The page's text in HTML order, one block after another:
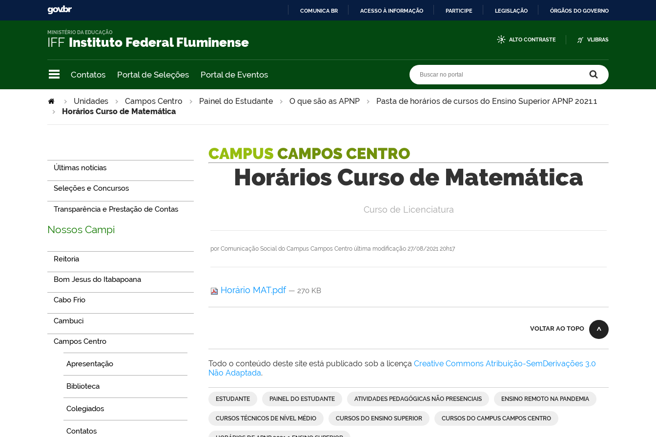
COMUNICA BR ACESSO À INFORMAÇÃO PARTICIPE LEGISLAÇÃO ÓRGÃOS DO GOVERNO
IFF Instituto Federal Fluminense
MINISTÉRIO DA EDUCAÇÃO
ALTO CONTRASTE VLIBRAS
Contatos Portal de Seleções Portal de Eventos
Unidades Campos Centro Painel do Estudante O que são as APNP
Pasta de horários de cursos do Ensino Superior APNP 2021.1
Horários Curso de Matemática
Últimas notícias
Seleções e Concursos
Transparência e Prestação de Contas
Nossos Campi
Reitoria
Bom Jesus do Itabapoana
Cabo Frio
Cambuci
Campos Centro
Apresentação
Biblioteca
Colegiados
Contatos
CAMPUS CAMPOS CENTRO
Horários Curso de Matemática
por Comunicação Social do Campus Campos Centro última modificação 27/08/2021 20h17
Curso de Licenciatura
Horário MAT.pdf — 270 KB
VOLTAR AO TOPO
Todo o conteúdo deste site está publicado sob a licença Creative Commons Atribuição-SemDerivações 3.0
Não Adaptada.
ESTUDANTE PAINEL DO ESTUDANTE ATIVIDADES PEDAGÓGICAS NÃO PRESENCIAIS ENSINO REMOTO NA PANDEMIA
CURSOS TÉCNICOS DE NÍVEL MÉDIO CURSOS DO ENSINO SUPERIOR CURSOS DO CAMPUS CAMPOS CENTRO